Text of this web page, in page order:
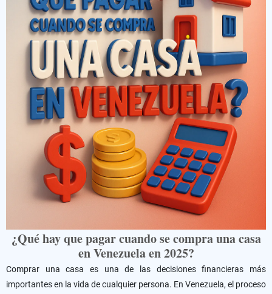
¿Qué hay que pagar cuando se compra una casa
en Venezuela en 2025?
Comprar una casa es una de las decisiones financieras más
importantes en la vida de cualquier persona. En Venezuela, el proceso